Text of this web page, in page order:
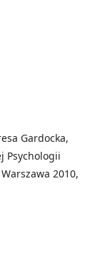
Gardocka,
Psychologii
2010,